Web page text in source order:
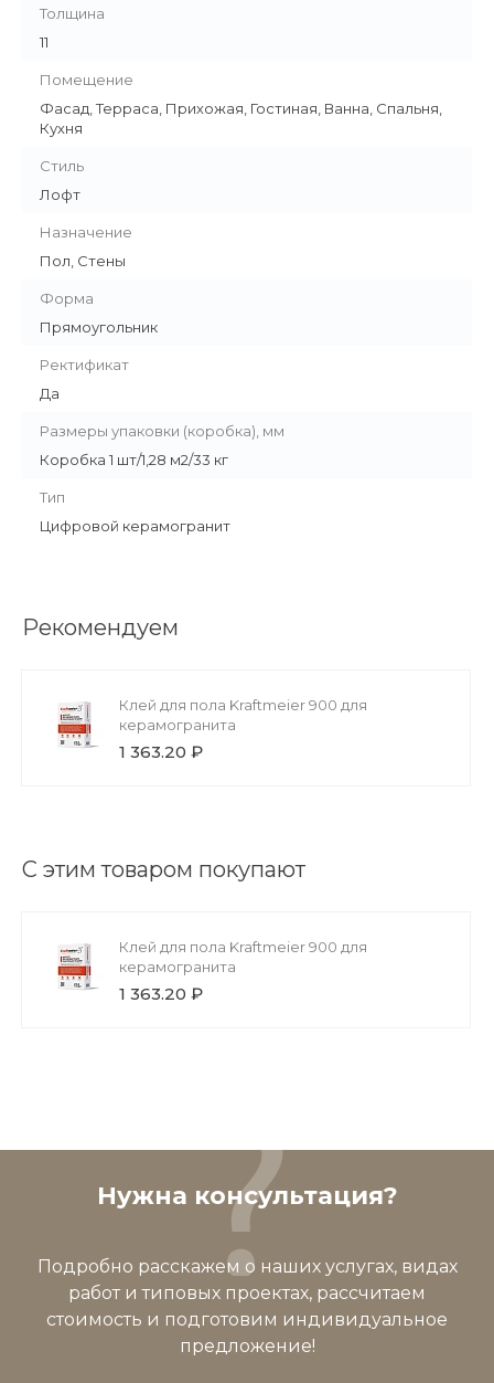
Толщина
11
Помещение
Фасад, Терраса, Прихожая, Гостиная, Ванна, Спальня,
Кухня
Стиль
Лофт
Назначение
Пол, Стены
Форма
Прямоугольник
Ректификат
Да
Размеры упаковки (коробка), мм
Коробка 1 шт/1,28 м2/33 кг
Тип
Цифровой керамогранит
Рекомендуем
Клей для пола Kraftmeier 900 для
керамогранита
1 363.20 ₽
С этим товаром покупают
Клей для пола Kraftmeier 900 для
керамогранита
1 363.20 ₽
Нужна консультация?
Подробно расскажем о наших услугах, видах
работ и типовых проектах, рассчитаем
стоимость и подготовим индивидуальное
предложение!